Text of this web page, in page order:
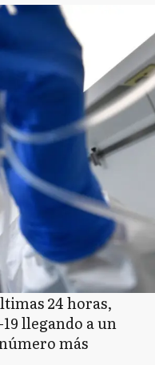
24 horas,
llegando a un
más